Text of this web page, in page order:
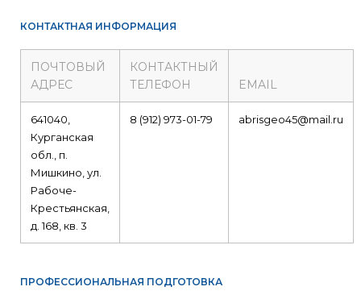
КОНТАКТНАЯ ИНФОРМАЦИЯ
ПОЧТОВЫЙ
АДРЕС
КОНТАКТНЫЙ
ТЕЛЕФОН
EMAIL
641040,
Курганская
обл., п.
Мишкино, ул.
Рабоче-
Крестьянская,
д. 168, кв. 3
8 (912) 973-01-79 abrisgeo45@mail.ru
ПРОФЕССИОНАЛЬНАЯ ПОДГОТОВКА